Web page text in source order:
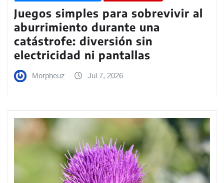
Juegos simples para sobrevivir al
aburrimiento durante una
catástrofe: diversión sin
electricidad ni pantallas
Morpheuz Jul 7, 2026